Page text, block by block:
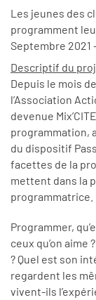
Les jeunes des
programment
Septembre 2021
Descriptif du
Depuis le mois
l’Association
devenue
programmation,
du dispositif
facettes de la
mettent dans la
programmatrice.
Programmer,
ceux qu’on aime
? Quel est son
regardent les
vivent-ils